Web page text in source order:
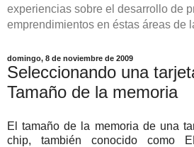
experiencias sobre el desarrollo de
emprendimientos en éstas áreas de
domingo, 8 de noviembre de 2009
Seleccionando una
Tamaño de la memoria
El tamaño de la memoria de una
chip, también conocido como